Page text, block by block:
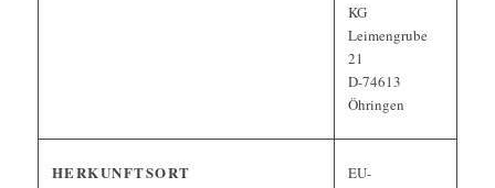
KG
Leimengrube
21
D-74613
Öhringen
HERKUNFTSORT
EU-